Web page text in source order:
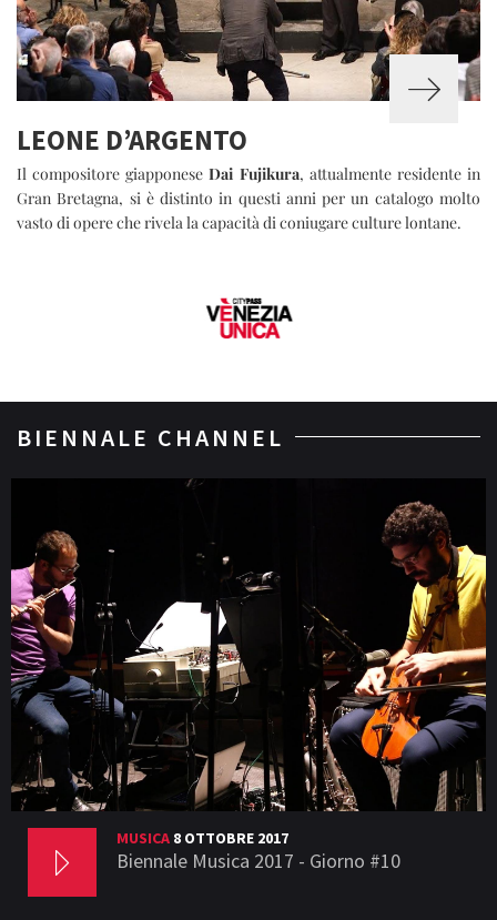
LEONE D’ARGENTO
Il compositore giapponeseDai Fujikura, attualmente residente in
Gran Bretagna, si è distinto in questi anni per un catalogo molto
vasto di opere che rivela la capacità di coniugare culture lontane.
BIENNALE CHANNEL
MUSICA 8 OTTOBRE 2017
Biennale Musica 2017 - Giorno #10